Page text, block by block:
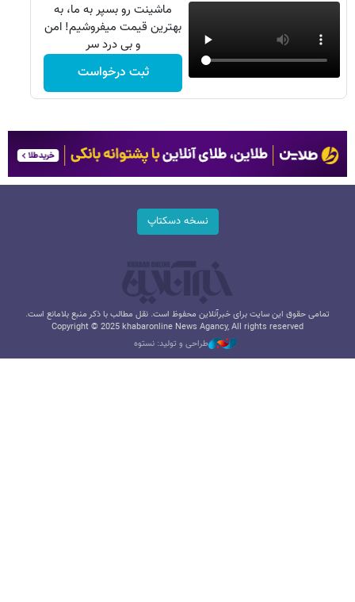
ماشینت رو بسپر به ما، به
بهترین قیمت میفروشیم! امن
و بی درد سر
ثبت درخواست
نسخه دسکتاپ
تمامی حقوق این سایت برای خبرآنلاین محفوظ است. نقل مطالب با ذکر منبع بلامانع است.
Copyright © 2025 khabaronline News Agancy, All rights reserved
طراحی و تولید: نستوه